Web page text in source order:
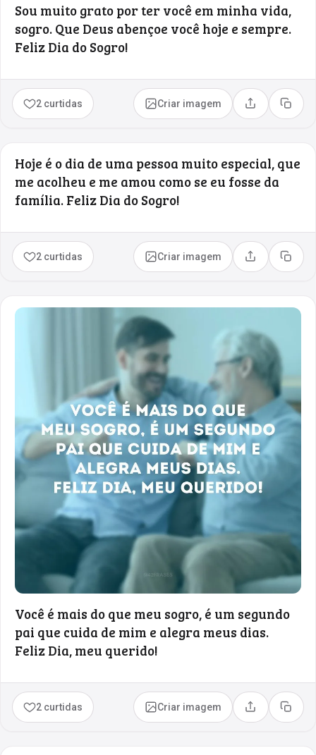
Sou muito grato por ter você em minha vida,
sogro. Que Deus abençoe você hoje e sempre.
Feliz Dia do Sogro!
2 curtidas Criar imagem Compartilhar
Copiar
Hoje é o dia de uma pessoa muito especial, que
me acolheu e me amou como se eu fosse da
família. Feliz Dia do Sogro!
2 curtidas Criar imagem Compartilhar
Copiar
Você é mais do que meu sogro, é um segundo
pai que cuida de mim e alegra meus dias.
Feliz Dia, meu querido!
2 curtidas Criar imagem Compartilhar
Copiar